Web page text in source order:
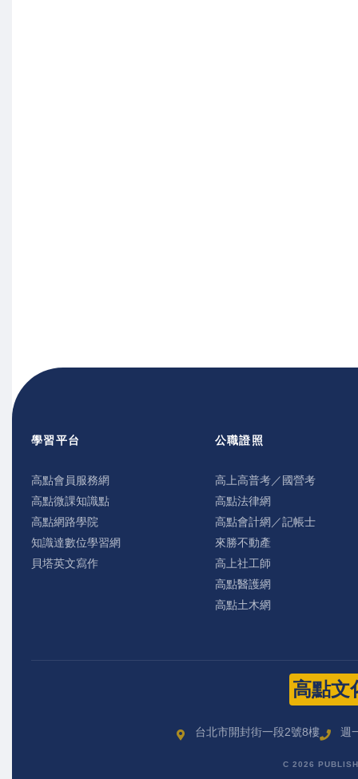
學習平台
高點會員服務網
高點微課知識點
高點網路學院
知識達數位學習網
貝塔英文寫作
公職證照
高上高普考／國營考
高點法律網
高點會計網／記帳士
來勝不動產
高上社工師
高點醫護網
高點土木網
高點文
台北市開封街一段2號8樓 週
C 2026